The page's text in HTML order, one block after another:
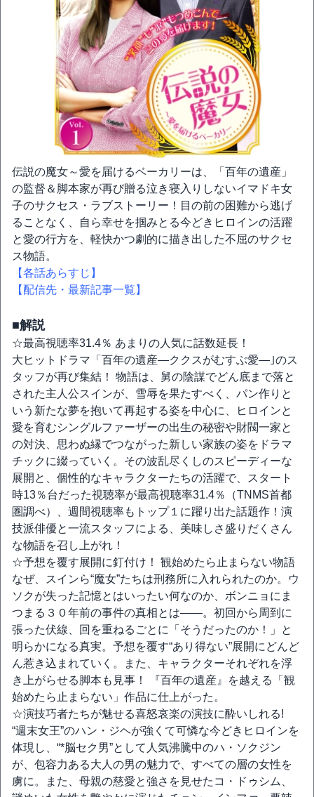
伝説の魔女～愛を届けるベーカリーは、「百年の遺産」
の監督＆脚本家が再び贈る泣き寝入りしないイマドキ女
子のサクセス・ラブストーリー！目の前の困難から逃げ
ることなく、自ら幸せを掴みとる今どきヒロインの活躍
と愛の行方を、軽快かつ劇的に描き出した不屈のサクセ
ス物語。
【各話あらすじ】
【配信先・最新記事一覧】
■解説
☆最高視聴率31.4％ あまりの人気に話数延長！
大ヒットドラマ「百年の遺産―ククスがむすぶ愛―｣のス
タッフが再び集結！ 物語は、舅の陰謀でどん底まで落と
された主人公スインが、雪辱を果たすべく、パン作りと
いう新たな夢を抱いて再起する姿を中心に、ヒロインと
愛を育むシングルファーザーの出生の秘密や財閥一家と
の対決、思わぬ縁でつながった新しい家族の姿をドラマ
チックに綴っていく。その波乱尽くしのスピーディーな
展開と、個性的なキャラクターたちの活躍で、スタート
時13％台だった視聴率が最高視聴率31.4％（TNMS首都
圏調べ）、週間視聴率もトップ１に躍り出た話題作！演
技派俳優と一流スタッフによる、美味しさ盛りだくさん
な物語を召し上がれ！
☆予想を覆す展開に釘付け！ 観始めたら止まらない物語
なぜ、スインら“魔女”たちは刑務所に入れられたのか。ウ
ソクが失った記憶とはいったい何なのか、ボンニョにま
つまる３０年前の事件の真相とは――。初回から周到に
張った伏線、回を重ねるごとに「そうだったのか！」と
明らかになる真実。予想を覆す“あり得ない”展開にどんど
ん惹き込まれていく。また、キャラクターそれぞれを浮
き上がらせる脚本も見事！ 『百年の遺産』を越える「観
始めたら止まらない」作品に仕上がった。
☆演技巧者たちが魅せる喜怒哀楽の演技に酔いしれる!
“週末女王”のハン・ジヘが強くて可憐な今どきヒロインを
体現し、“*脳セク男”として人気沸騰中のハ・ソクジン
が、包容力ある大人の男の魅力で、すべての層の女性を
虜に。また、母親の慈愛と強さを見せたコ・ドゥシム、